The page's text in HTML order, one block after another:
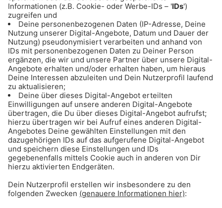
Ländernaufgestockt werden.
13.01.2022
Das könnte dich auch
interessieren: